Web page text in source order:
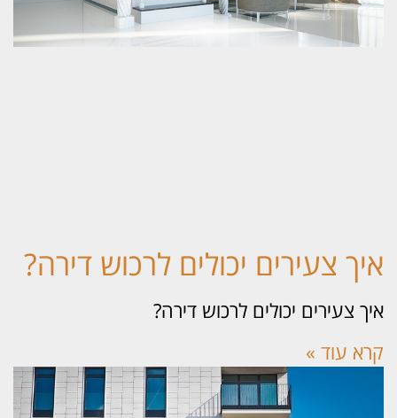
צעירים יכולים לרכוש דירה?
צעירים יכולים לרכוש דירה?
עוד »